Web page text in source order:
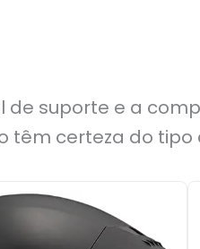
de suporte e a
têm certeza do